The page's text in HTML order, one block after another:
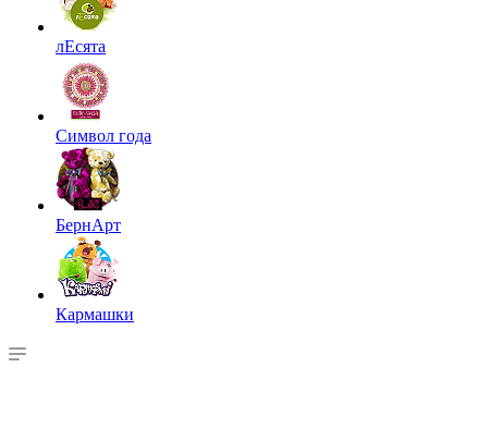
лЕсята
Символ года
БернАрт
Кармашки